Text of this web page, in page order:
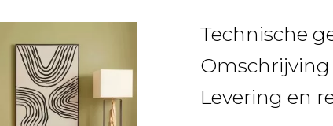
Technische
Omschrijving
Levering en